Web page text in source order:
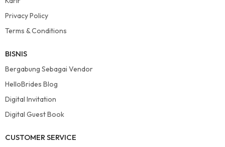
Privacy Policy
Terms & Conditions
BISNIS
Bergabung Sebagai Vendor
HelloBrides Blog
Digital Invitation
Digital Guest Book
CUSTOMER SERVICE